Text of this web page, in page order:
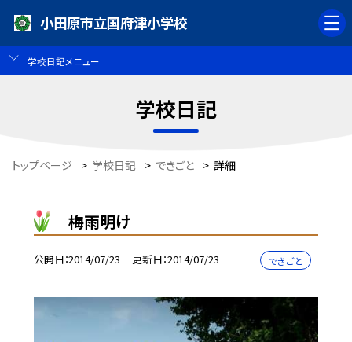
小田原市立国府津小学校
学校日記メニュー
学校日記
トップページ > 学校日記 > できごと > 詳細
梅雨明け
公開日 2014/07/23 更新日 2014/07/23 できごと